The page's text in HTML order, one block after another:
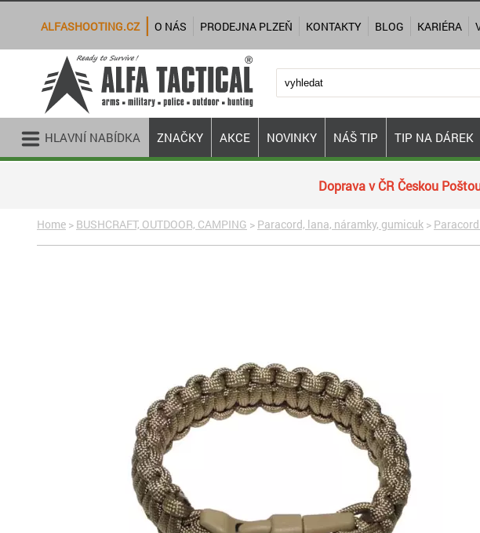
Doprava v ČR Českou
Home > BUSHCRAFT, OUTDOOR, CAMPING > Paracord, lana, náramky, gumicuk >
HLAVNÍ NABÍDKA ZNAČKY AKCE NOVINKY NÁŠ TIP TIP NA DÁREK
ALFASHOOTING.CZ O NÁS PRODEJNA PLZEŇ KONTAKTY BLOG KARIÉRA